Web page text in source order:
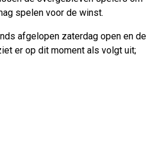
spelen voor de winst.
afgelopen zaterdag open en de
er op dit moment als volgt uit;